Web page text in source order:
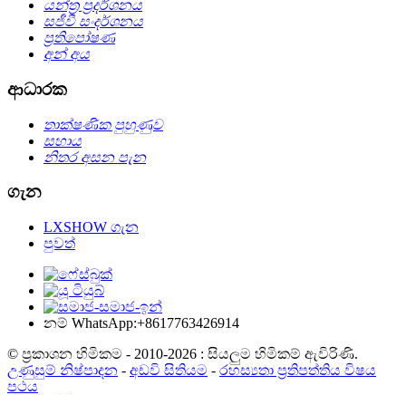
යන්ත්‍ර ප්‍රදර්ශනය
සජීවී සංදර්ශනය
ප්‍රතිපෝෂණ
අන් අය
ආධාරක
තාක්ෂණික පුහුණුව
සහාය
නිතර අසන පැන
ගැන
LXSHOW ගැන
පුවත්
නම් WhatsApp:+8617763426914
© ප්‍රකාශන හිමිකම - 2010-2026 : සියලුම හිමිකම් ඇවිරිණි.
උණුසුම් නිෂ්පාදන - අඩවි සිතියම - රහස්‍යතා ප්‍රතිපත්තිය විෂය
පථය